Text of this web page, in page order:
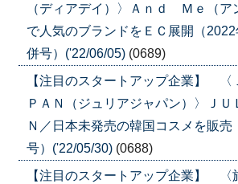
（ディアデイ）〉Ａｎｄ Ｍｅ（ア
で人気のブランドをＥＣ展開（
併号）('22/06/05) (0689)
【注目のスタートアップ企業】
ＰＡＮ（ジュリアジャパン）〉Ｊ
Ｎ／日本未発売の韓国コスメを販売
号）('22/05/30) (0688)
【注目のスタートアップ企業】 〈